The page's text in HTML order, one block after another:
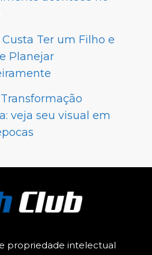
Ter um Filho e
Planejar
veja seu visual em
propriedade intelectual